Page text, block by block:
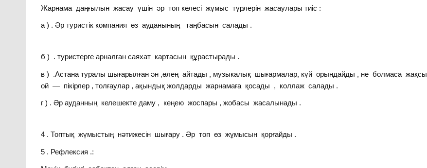
Жарнама даңғылын жасау үшін әр топ келесі жұмыс түрлерін жасаулары тиіс :
а ) . Әр туристік компания өз ауданының таңбасын салады .
б ) . туристерге арналған саяхат картасын құрастырады .
в ) .Астана туралы шығарылған ән ,өлең айтады , музыкалық шығармалар, күй орындайды , не болмаса жақсы
ой — пікірлер , толғаулар , ақындық жолдарды жарнамаға қосады , коллаж салады .
г ) . Әр ауданның келешекте даму , кеңею жоспары , жобасы жасалынады .
4 . Топтық жүмыстың нәтижесін шығару . Әр топ өз жұмысын қорғайды .
5 . Рефлексия .: